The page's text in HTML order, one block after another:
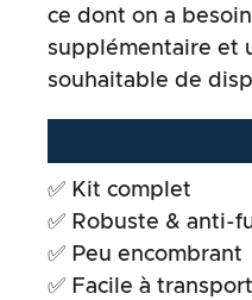
ce dont on a
supplémentaire et
souhaitable de
✅ Kit complet
✅ Robuste & anti-
✅ Peu encombrant
✅ Facile à